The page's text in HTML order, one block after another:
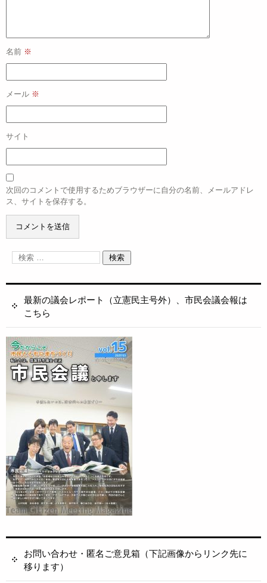
名前 ※
メール ※
サイト
次回のコメントで使用するためブラウザーに自分の名前、メールアドレ
ス、サイトを保存する。
最新の議会レポート（立憲民主号外）、市民会議会報は
こちら
お問い合わせ・匿名ご意見箱（下記画像からリンク先に
移ります）